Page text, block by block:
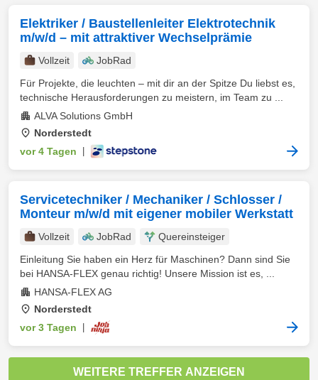
Elektriker / Baustellenleiter Elektrotechnik
m/w/d – mit attraktiver Wechselprämie
Vollzeit
JobRad
Für Projekte, die leuchten – mit dir an der Spitze Du liebst es,
technische Herausforderungen zu meistern, im Team zu ...
ALVA Solutions GmbH
Norderstedt
vor 4 Tagen
Servicetechniker / Mechaniker / Schlosser /
Monteur m/w/d mit eigener mobiler Werkstatt
Vollzeit JobRad
Quereinsteiger
Einleitung Sie haben ein Herz für Maschinen? Dann sind Sie
bei HANSA-FLEX genau richtig! Unsere Mission ist es, ...
HANSA-FLEX AG
Norderstedt
vor 3 Tagen
WEITERE TREFFER ANZEIGEN